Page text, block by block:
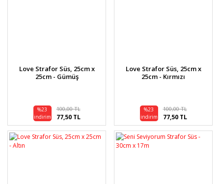
Love Strafor Süs, 25cm x
25cm - Gümüş
%23
indirim
100,00 TL
77,50 TL
Love Strafor Süs, 25cm x
25cm - Kırmızı
%23
indirim
100,00 TL
77,50 TL